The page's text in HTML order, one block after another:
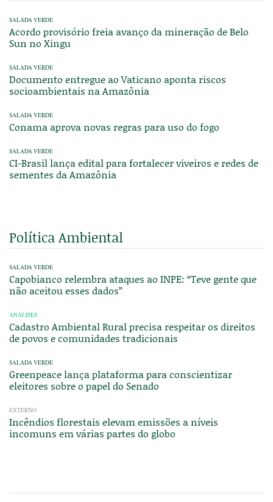
SALADA VERDE
Acordo provisório freia avanço da mineração de Belo
Sun no Xingu
SALADA VERDE
Documento entregue ao Vaticano aponta riscos
socioambientais na Amazônia
SALADA VERDE
Conama aprova novas regras para uso do fogo
SALADA VERDE
CI-Brasil lança edital para fortalecer viveiros e redes de
sementes da Amazônia
Política Ambiental
SALADA VERDE
Capobianco relembra ataques ao INPE: “Teve gente que
não aceitou esses dados”
ANÁLISES
Cadastro Ambiental Rural precisa respeitar os direitos
de povos e comunidades tradicionais
SALADA VERDE
Greenpeace lança plataforma para conscientizar
eleitores sobre o papel do Senado
EXTERNO
Incêndios florestais elevam emissões a níveis
incomuns em várias partes do globo